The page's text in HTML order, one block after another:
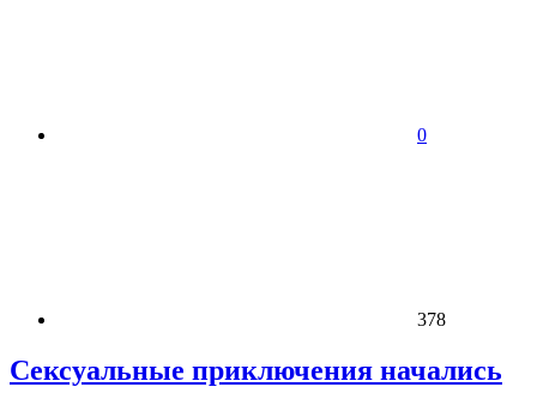
0
378
Сексуальные приключения начались